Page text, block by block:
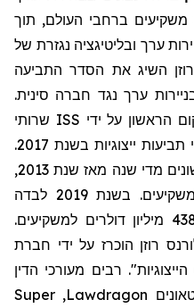
משקיעים ברחבי העולם, תוך
ערך ובליטיגציה נגזרת של
השיג את הסדר התביעה
ערך נגד חברה סינית.
הראשון על ידי ISS שרותי
תביעה ייצוגית, בגין מספר יישובי תביעות ייצוגיות בשנת 2017.
המשרד מדורג בין ארבעת הראשונים מדי שנה מאז שנת 2013,
והחזיר מאות מיליוני דולרים למשקיעים. בשנת 2019 לבדה
438 מיליון דולרים למשקיעים.
רבים מעורכי הדין
Lawdragon
,
Super